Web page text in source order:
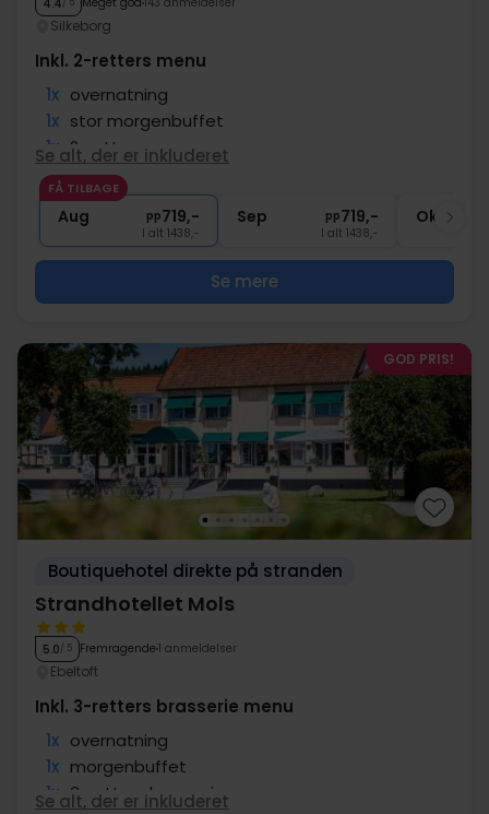
4.4/ 5
Silkeborg
Inkl. 2-retters menu
1x overnatning
1x stor morgenbuffet
1x 2-retters menu
∞ Gratis parkering ved hotellet
∞ Gratis internet
Se alt, der er inkluderet
FÅ TILBAGE
Aug pp719,-
I alt 1438,-
Sep pp719,-
I alt 1438,-
Okt
Se mere
GOD PRIS!
Boutiquehotel direkte på stranden
Strandhotellet Mols
5.0/ 5 Fremragende1 anmeldelser
Ebeltoft
Inkl. 3-retters brasserie menu
1x overnatning
1x morgenbuffet
1x 3-retters brasserie menu
Se alt, der er inkluderet